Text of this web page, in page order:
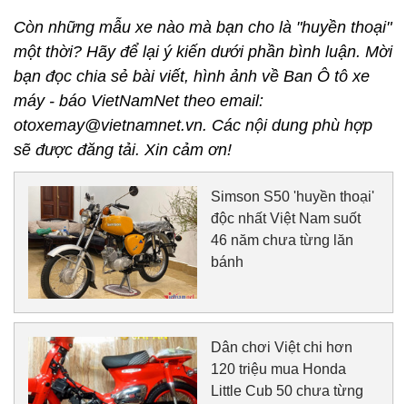
Còn những mẫu xe nào mà bạn cho là "huyền thoại"
một thời? Hãy để lại ý kiến dưới phần bình luận. Mời
bạn đọc chia sẻ bài viết, hình ảnh về Ban Ô tô xe
máy - báo VietNamNet theo email:
otoxemay@vietnamnet.vn. Các nội dung phù hợp
sẽ được đăng tải. Xin cảm ơn!
Simson S50 'huyền thoại'
độc nhất Việt Nam suốt
46 năm chưa từng lăn
bánh
Dân chơi Việt chi hơn
120 triệu mua Honda
Little Cub 50 chưa từng